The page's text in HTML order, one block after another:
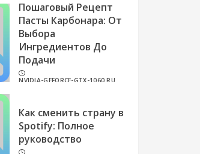
Пошаговый Рецепт
Пасты Карбонара: От
Выбора
Ингредиентов До
Подачи
NVIDIA-GEFORCE-GTX-1060.RU
Как сменить страну в
Spotify: Полное
руководство